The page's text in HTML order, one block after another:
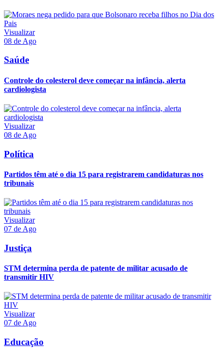
Visualizar
08 de Ago
Saúde
Controle do colesterol deve começar na infância, alerta
cardiologista
Visualizar
08 de Ago
Política
Partidos têm até o dia 15 para registrarem candidaturas nos
tribunais
Visualizar
07 de Ago
Justiça
STM determina perda de patente de militar acusado de
transmitir HIV
Visualizar
07 de Ago
Educação